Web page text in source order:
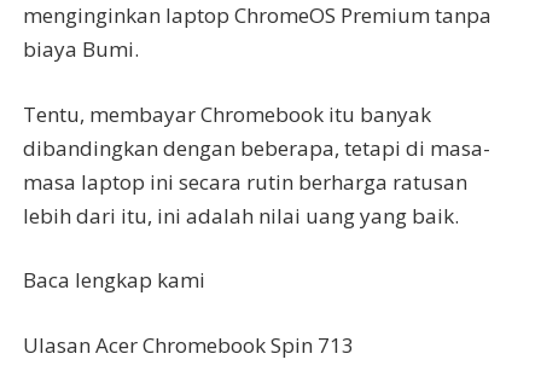
menginginkan laptop ChromeOS Premium tanpa
biaya Bumi.
Tentu, membayar Chromebook itu banyak
dibandingkan dengan beberapa, tetapi di masa-
masa laptop ini secara rutin berharga ratusan
lebih dari itu, ini adalah nilai uang yang baik.
Baca lengkap kami
Ulasan Acer Chromebook Spin 713